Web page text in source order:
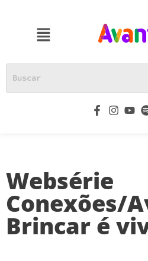
Websérie
Conexões/
Brincar é